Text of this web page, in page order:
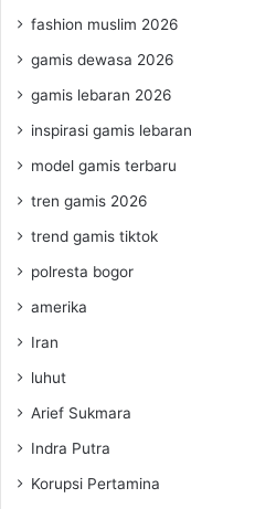
fashion muslim 2026
gamis dewasa 2026
gamis lebaran 2026
inspirasi gamis lebaran
model gamis terbaru
tren gamis 2026
trend gamis tiktok
polresta bogor
amerika
Iran
luhut
Arief Sukmara
Indra Putra
Korupsi Pertamina